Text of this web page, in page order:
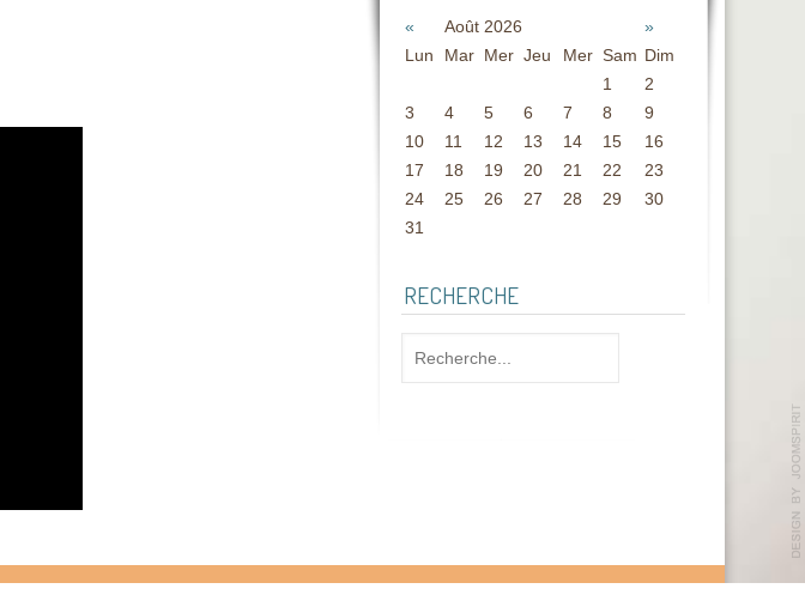
« Août 2026
»
Lun
Mar Mer Jeu Mer Sam Dim
1
2
3
4 5 6 7 8
9
10
11 12 13 14 15
16
17
18 19 20 21 22
23
24
25 26 27 28 29
30
31
RECHERCHE